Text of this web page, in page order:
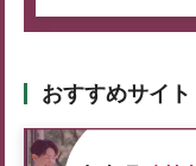
おすすめサイト